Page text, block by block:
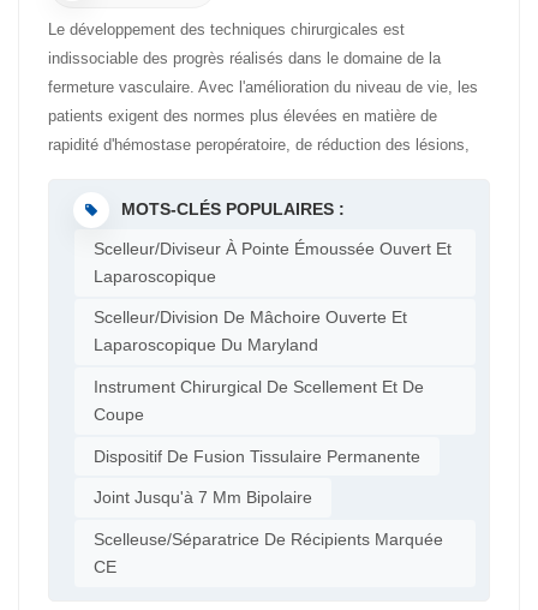
中文
Le développement des techniques chirurgicales est
indissociable des progrès réalisés dans le domaine de la
fermeture vasculaire. Avec l'amélioration du niveau de vie, les
patients exigent des normes plus élevées en matière de
rapidité d'hémostase peropératoire, de réduction des lésions,
fortement stimulé le développement des instruments de
fermeture vasculaire. Une grande variété d'instruments de
scellement vasculaire est désormais disponible sur le marché.
Ces dispositifs ont des champs d'application différents. En
pratique, il est nécessaire de sélectionner les instruments de
scellement appropriés en fonction des exigences spécifiques
médecin. Un changement fréquent d'instruments augmente la
Certains instruments présentent une liberté de mouvement
limitée à leur extrémité, ce qui rend difficile la préhension des
les instruments laparoscopiques ergonomiques peuvent réduire
considérablement le temps nécessaire aux chirurgiens pour
MOTS-CLÉS POPULAIRES :
Scelleur/diviseur À Pointe Émoussée Ouvert Et
Laparoscopique
Scelleur/division De Mâchoire Ouverte Et
Laparoscopique Du Maryland
Instrument Chirurgical De Scellement Et De
Coupe
Dispositif De Fusion Tissulaire Permanente
Joint Jusqu'à 7 Mm Bipolaire
Scelleuse/séparatrice De Récipients Marquée
CE